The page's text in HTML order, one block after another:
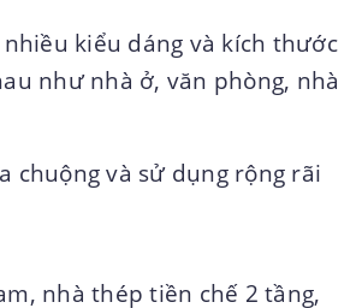
kiểu dáng và kích thước
như nhà ở, văn phòng, nhà
chuộng và sử dụng rộng rãi
nhà thép tiền chế 2 tầng,